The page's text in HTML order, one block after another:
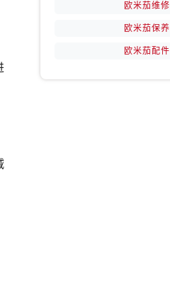
欧米茄维修
欧米茄保养
欧米茄配件